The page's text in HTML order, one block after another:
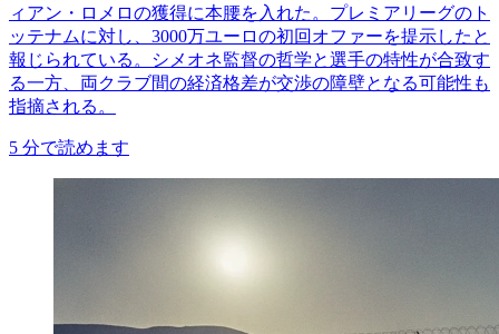
ィアン・ロメロの獲得に本腰を入れた。プレミアリーグのト
ッテナムに対し、3000万ユーロの初回オファーを提示したと
報じられている。シメオネ監督の哲学と選手の特性が合致す
る一方、両クラブ間の経済格差が交渉の障壁となる可能性も
指摘される。
5 分で読めます